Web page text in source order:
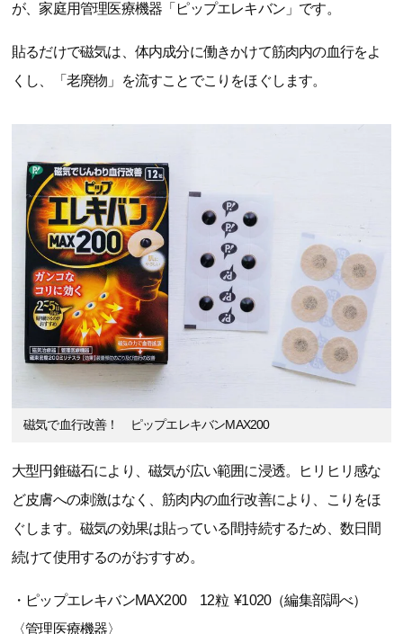
が、家庭用管理医療機器「ピップエレキバン」です。
貼るだけで磁気は、体内成分に働きかけて筋肉内の血行をよ
くし、「老廃物」を流すことでこりをほぐします。
磁気で血行改善！ ピップエレキバンMAX200
大型円錐磁石により、磁気が広い範囲に浸透。ヒリヒリ感な
ど皮膚への刺激はなく、筋肉内の血行改善により、こりをほ
ぐします。磁気の効果は貼っている間持続するため、数日間
続けて使用するのがおすすめ。
・ピップエレキバンMAX200 12粒 ¥1020（編集部調べ）
〈管理医療機器〉